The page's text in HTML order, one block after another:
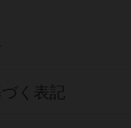
く表記